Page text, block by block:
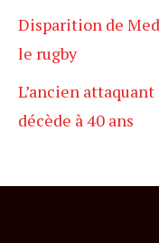
Disparition de
le rugby
L’ancien
décède à 40 ans